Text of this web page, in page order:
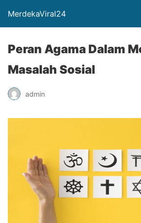
MerdekaViral24
Peran Agama Dalam
Masalah Sosial
admin